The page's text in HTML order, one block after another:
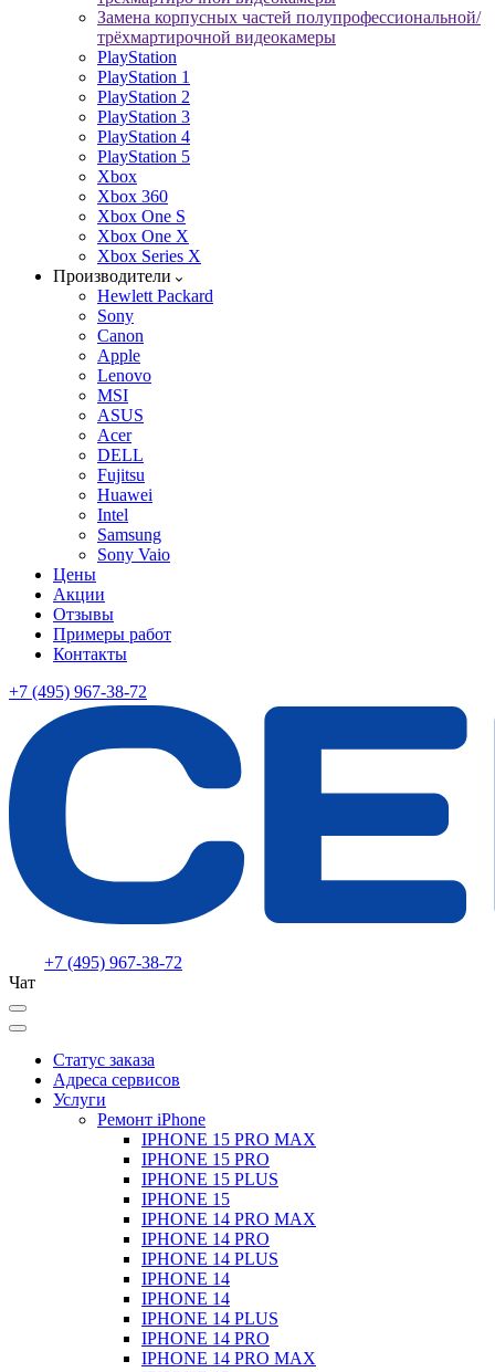
Замена корпусных частей полупрофессиональной/
трёхмартирочной видеокамеры
PlayStation
PlayStation 1
PlayStation 2
PlayStation 3
PlayStation 4
PlayStation 5
Xbox
Xbox 360
Xbox One S
Xbox One X
Xbox Series X
Производители
Hewlett Packard
Sony
Canon
Apple
Lenovo
MSI
ASUS
Acer
DELL
Fujitsu
Huawei
Intel
Samsung
Sony Vaio
Цены
Акции
Отзывы
Примеры работ
Контакты
+7 (495) 967-38-72
+7 (495) 967-38-72
Чат
Статус заказа
Адреса сервисов
Услуги
Ремонт iPhone
IPHONE 15 PRO MAX
IPHONE 15 PRO
IPHONE 15 PLUS
IPHONE 15
IPHONE 14 PRO MAX
IPHONE 14 PRO
IPHONE 14 PLUS
IPHONE 14
IPHONE 14
IPHONE 14 PLUS
IPHONE 14 PRO
IPHONE 14 PRO MAX